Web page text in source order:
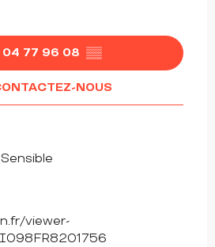
04 77 96 08 ▒▒
NOUS
viewer-